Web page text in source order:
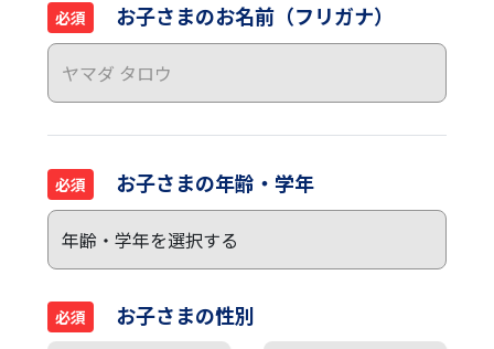
必須 お子さまのお名前（フリガナ）
必須 お子さまの年齢・学年
必須 お子さまの性別